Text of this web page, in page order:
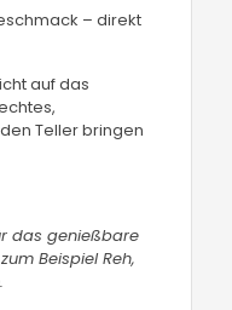
– direkt
auf das
Teller bringen
das genießbare
Beispiel Reh,